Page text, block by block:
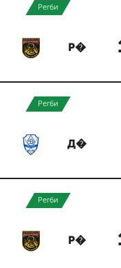
Регби
Р�
Регби
Д�
Регби
Р�